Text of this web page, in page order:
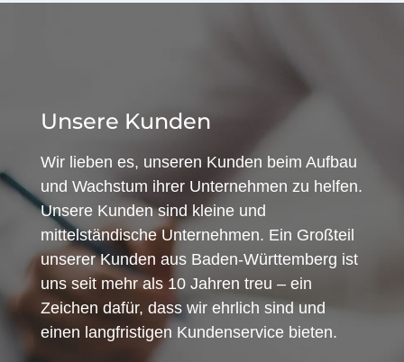
Unsere Kunden
Wir lieben es, unseren Kunden beim Aufbau
und Wachstum ihrer Unternehmen zu helfen.
Unsere Kunden sind kleine und
mittelständische Unternehmen. Ein Großteil
unserer Kunden aus Baden-Württemberg ist
uns seit mehr als 10 Jahren treu – ein
Zeichen dafür, dass wir ehrlich sind und
einen langfristigen Kundenservice bieten.